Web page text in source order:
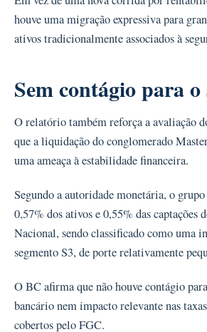
houve uma migração expressiva para
ativos tradicionalmente associados à
Sem contágio para o
O relatório também reforça a avaliação
que a liquidação do conglomerado
uma ameaça à estabilidade financeira.
Segundo a autoridade monetária, o
0,57% dos ativos e 0,55% das captações
Nacional, sendo classificado como uma
segmento S3, de porte relativamente
O BC afirma que não houve contágio
bancário nem impacto relevante nas
cobertos pelo FGC.